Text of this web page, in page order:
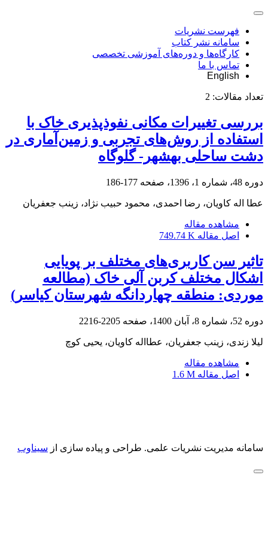
فهرست نشریات
سامانه نشر کتاب
کارگاه‌ها و دوره‌های آموزشی تخصصی
تماس با ما
English
تعداد مقالات: 2
بررسی تغییرات مکانی نفوذپذیری خاک با
استفاده از روش‌های تجربی و زمین‌آماری در
دشت ساحلی بهشهر- گلوگاه
دوره 48، شماره 1، 1396، صفحه 177-186
عطا اله کاویان، رضا احمدی، محمود حبیب نژاد، زینب جعفریان
مشاهده مقاله
اصل مقاله 749.74 K
تاثیر سن کاربری‌های مختلف بر پویایی
اشکال مختلف کربن آلی خاک (مطالعه
موردی: منطقه چهاردانگه شهرستان کیاسر)
دوره 52، شماره 8، آبان 1400، صفحه 2205-2216
لیلا زندی، زینب جعفریان، عطااله کاویان، یحیی کوچ
مشاهده مقاله
اصل مقاله 1.6 M
سامانه مدیریت نشریات علمی. طراحی و پیاده سازی از سیناوب